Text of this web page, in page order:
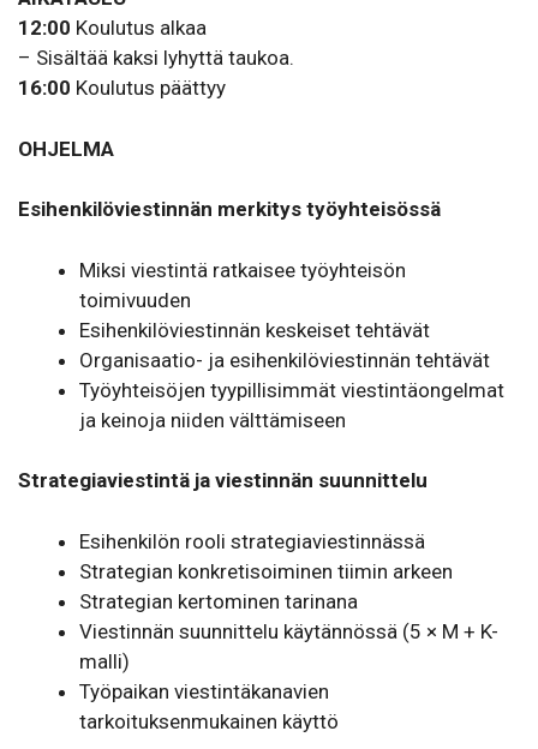
12:00 Koulutus alkaa
– Sisältää kaksi lyhyttä taukoa.
16:00 Koulutus päättyy
OHJELMA
Esihenkilöviestinnän merkitys työyhteisössä
Miksi viestintä ratkaisee työyhteisön
toimivuuden
Esihenkilöviestinnän keskeiset tehtävät
Organisaatio- ja esihenkilöviestinnän tehtävät
Työyhteisöjen tyypillisimmät viestintäongelmat
ja keinoja niiden välttämiseen
Strategiaviestintä ja viestinnän suunnittelu
Esihenkilön rooli strategiaviestinnässä
Strategian konkretisoiminen tiimin arkeen
Strategian kertominen tarinana
Viestinnän suunnittelu käytännössä (5 × M + K-
malli)
Työpaikan viestintäkanavien
tarkoituksenmukainen käyttö